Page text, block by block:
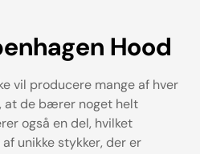
Hood
vil producere mange af hver
at de bærer noget helt
også en del, hvilket
unikke stykker, der er